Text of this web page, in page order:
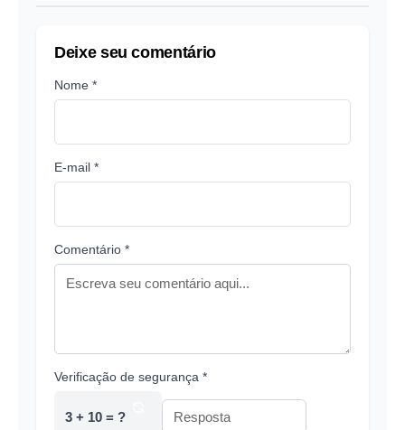
Deixe seu comentário
Nome *
E-mail *
Comentário *
Verificação de segurança *
3 + 10 = ?